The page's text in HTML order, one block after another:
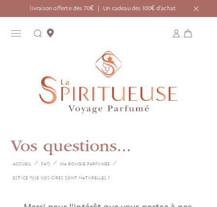
livraison offerte dès 70€ ｜ Un cadeau dès 100€ d'achat
Vos questions...
ACCUEIL FAQ MA BOUGIE PARFUMÉE
EST-CE QUE VOS CIRES SONT NATURELLES ?